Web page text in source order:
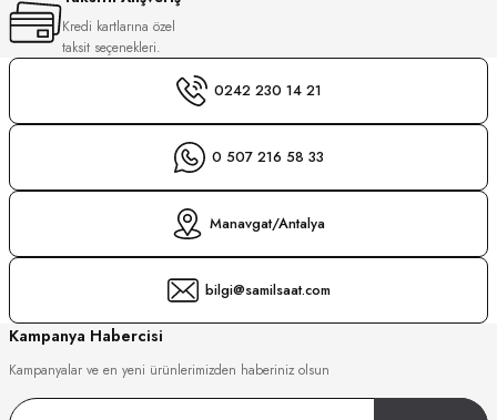
Kredi kartlarına özel
taksit seçenekleri.
0242 230 14 21
0 507 216 58 33
Manavgat/Antalya
bilgi@samilsaat.com
Kampanya Habercisi
Kampanyalar ve en yeni ürünlerimizden haberiniz olsun